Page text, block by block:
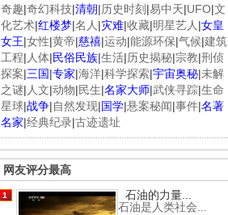
奇趣|奇幻科技|清朝|历史时刻 |易中天|UFO|文
化艺术|红楼梦|名人 |灾难|收藏|明星艺人 |女皇
女王|女性|黄帝|慈禧|运动|能源环保|气候|建筑
工程| 人体|民俗民族|生活|历史揭秘|宗教|刑侦
探案|三国|专家|海洋|科学探索|宇宙奥秘|未解
之谜| 人文|动物|民生|名家大师|武侠寻踪|生命
星球|战争|自然发现|国学|悬案秘闻|事件|名著
名家|经典纪录|古迹遗址
网友评分最高
1
石油的力量...
石油是人类社会...